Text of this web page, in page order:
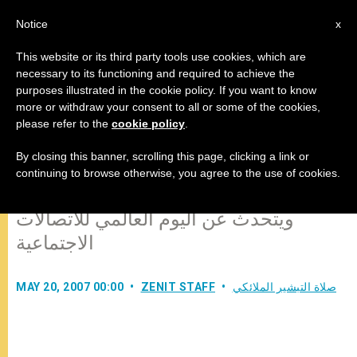
كلمة بندكتس السادس عشر قبيل
صلاة إفرحي يا ملكة السماء
ويتحدث عن اليوم العالمي للاتصالات
الاجتماعية
MAY 20, 2007 00:00 ZENIT STAFF صلاة التبشير الملائكي
x
Notice
This website or its third party tools use cookies, which are
necessary to its functioning and required to achieve the
purposes illustrated in the cookie policy. If you want to know
more or withdraw your consent to all or some of the cookies,
please refer to the cookie policy
By closing this banner, scrolling this page, clicking a link or
continuing to browse otherwise, you agree to the use of cookies.